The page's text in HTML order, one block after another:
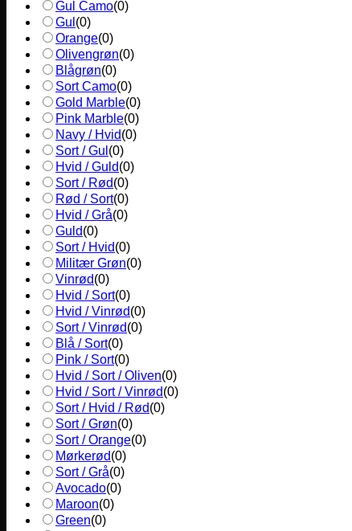
Gul Camo(0)
Gul (0)
Orange(0)
Olivengrøn(0)
Blågrøn(0)
Sort Camo(0)
Gold Marble(0)
Pink Marble(0)
Navy / Hvid(0)
Sort / Gul (0)
Hvid / Guld(0)
Sort / Rød(0)
Rød / Sort(0)
Hvid / Grå(0)
Guld(0)
Sort / Hvid(0)
Militær Grøn(0)
Vinrød(0)
Hvid / Sort(0)
Hvid / Vinrød(0)
Sort / Vinrød(0)
Blå / Sort(0)
Pink / Sort(0)
Hvid / Sort / Oliven(0)
Hvid / Sort / Vinrød(0)
Sort / Hvid / Rød(0)
Sort / Grøn(0)
Sort / Orange(0)
Mørkerød(0)
Sort / Grå(0)
Avocado(0)
Maroon(0)
Green(0)